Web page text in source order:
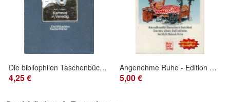
Die bibliophilen Taschenbücher Nr. 422 Karneval in Venedig (1987) Harenberg
4,25 €
Angenehme Ruhe - Edition unterwegs
5,00 €